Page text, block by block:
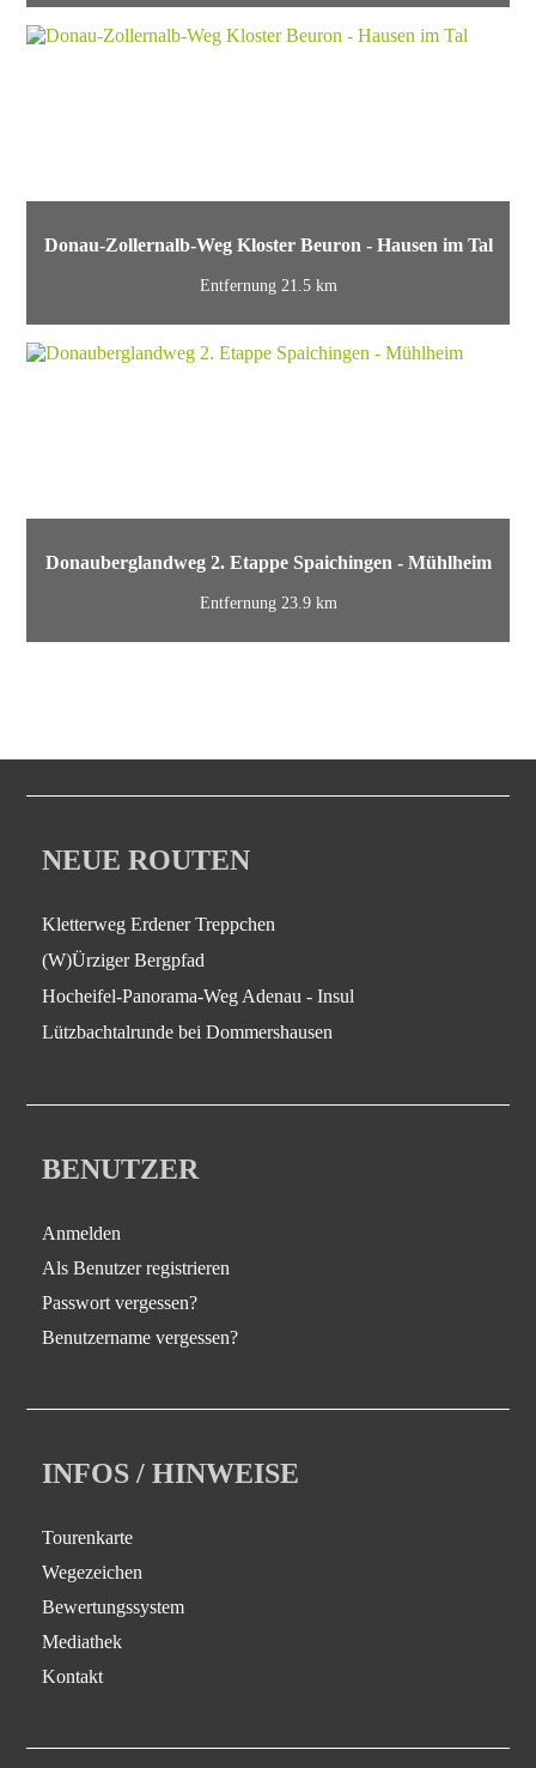
Donau-Zollernalb-Weg Kloster Beuron - Hausen im Tal
Entfernung 21.5 km
Donauberglandweg 2. Etappe Spaichingen - Mühlheim
Entfernung 23.9 km
NEUE ROUTEN
Kletterweg Erdener Treppchen
(W)Ürziger Bergpfad
Hocheifel-Panorama-Weg Adenau - Insul
Lützbachtalrunde bei Dommershausen
BENUTZER
Anmelden
Als Benutzer registrieren
Passwort vergessen?
Benutzername vergessen?
INFOS / HINWEISE
Tourenkarte
Wegezeichen
Bewertungssystem
Mediathek
Kontakt